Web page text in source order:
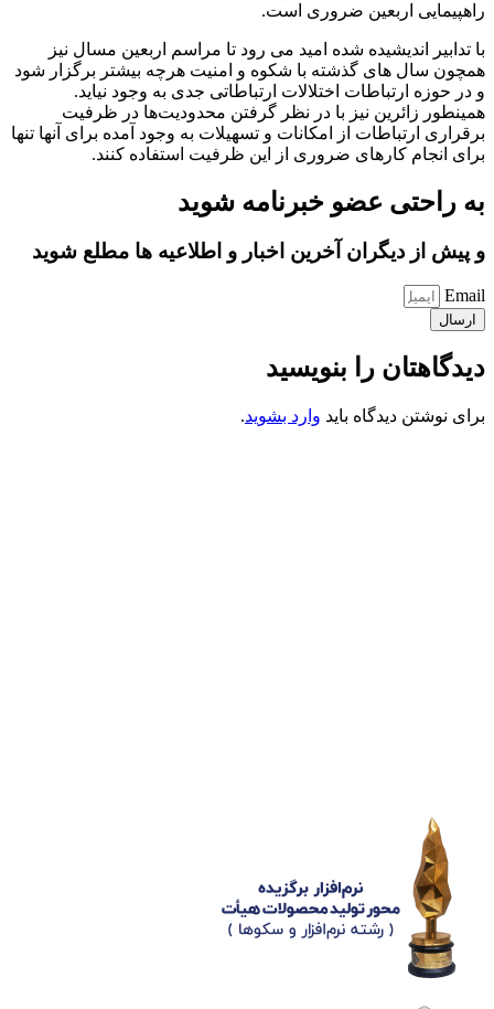
راهپیمایی اربعین ضروری است.
با تدابیر اندیشیده شده امید می رود تا مراسم اربعین مسال نیز
همچون سال های گذشته با شکوه و امنیت هرچه بیشتر برگزار شود
و در حوزه ارتباطات اختلالات ارتباطاتی جدی به وجود نیاید.
همینطور زائرین نیز با در نظر گرفتن محدودیت‌ها در ظرفیت
برقراری ارتباطات از امکانات و تسهیلات به وجود آمده برای آنها تنها
برای انجام کارهای ضروری از این ظرفیت استفاده کنند.
به راحتی عضو خبرنامه شوید
و پیش از دیگران آخرین اخبار و اطلاعیه ها مطلع شوید
Email
ارسال
دیدگاهتان را بنویسید
برای نوشتن دیدگاه باید وارد بشوید.